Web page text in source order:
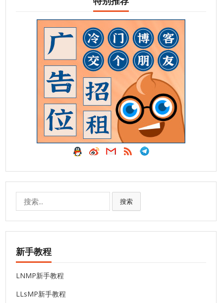
搜索
新手教程
LNMP新手教程
LLsMP新手教程